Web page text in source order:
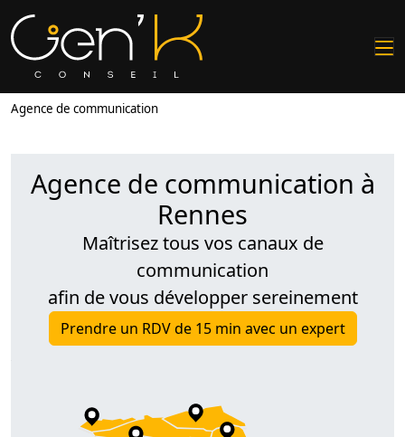
Agence de communication
Agence de communication à
Rennes
Maîtrisez tous vos canaux de
communication
afin de vous développer sereinement
Prendre un RDV de 15 min avec un expert